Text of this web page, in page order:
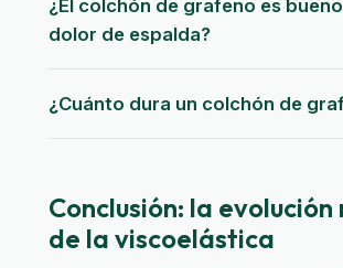
¿El colchón de grafeno es
dolor de espalda?
¿Cuánto dura un colchón de
Conclusión: la
de la viscoelástica